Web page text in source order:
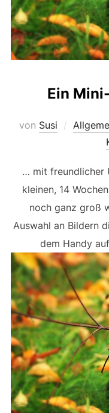
Ein
von Susi
… mit freundlicher
kleinen, 14
noch ganz groß
Auswahl an Bildern
dem Handy